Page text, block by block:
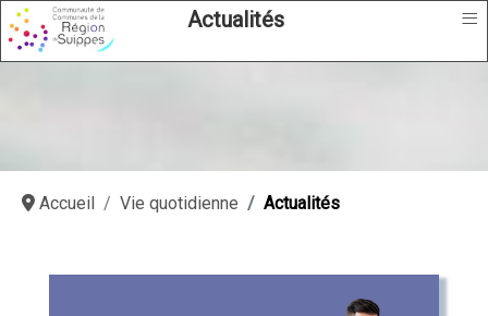
Actualités ≡
Accueil Vie quotidienne Actualités